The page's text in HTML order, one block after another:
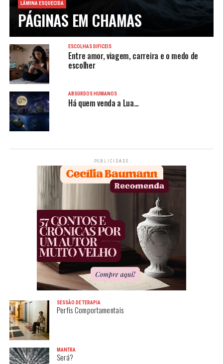
LÂMINA ESQUECIDA
PÁGINAS EM CHAMAS
ESCOLHAS DIFÍCEIS
Entre amor, viagem, carreira e o medo de
escolher
ABSURDOS HUMANOS
Há quem venda a Lua…
PUBLICIDADE
SESSÃO DE TERAPIA
Perfis Comportamentais
MANTRA
Será?